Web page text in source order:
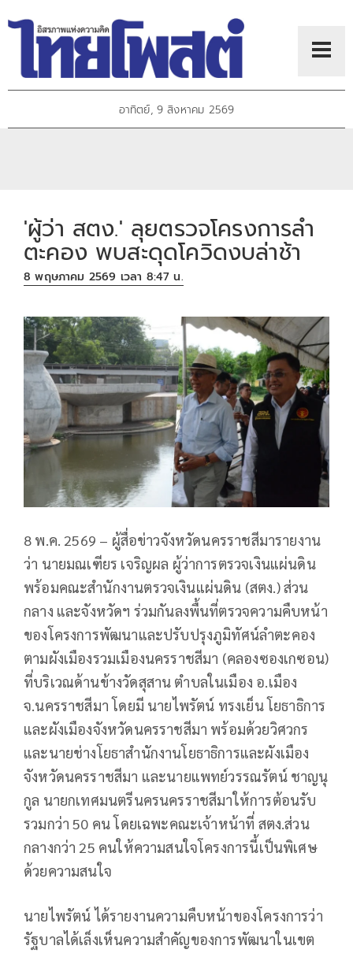
อาทิตย์, 9 สิงหาคม 2569
'ผู้ว่า สตง.' ลุยตรวจโครงการลำ
ตะคอง พบสะดุดโควิดงบล่าช้า
8 พฤษภาคม 2569 เวลา 8:47 น.
8 พ.ค. 2569 – ผู้สื่อข่าวจังหวัดนครราชสีมารายงาน
ว่า นายมณเฑียร เจริญผล ผู้ว่าการตรวจเงินแผ่นดิน
พร้อมคณะสำนักงานตรวจเงินแผ่นดิน (สตง.) ส่วน
กลาง และจังหวัดฯ ร่วมกันลงพื้นที่ตรวจความคืบหน้า
ของโครงการพัฒนาและปรับปรุงภูมิทัศน์ลำตะคอง
ตามผังเมืองรวมเมืองนครราชสีมา (คลองซองเกซอน)
ที่บริเวณด้านข้างวัดสุสาน ตำบลในเมือง อ.เมือง
จ.นครราชสีมา โดยมี นายไพรัตน์ ทรงเย็น โยธาธิการ
และผังเมืองจังหวัดนครราชสีมา พร้อมด้วยวิศวกร
และนายช่างโยธาสำนักงานโยธาธิการและผังเมือง
จังหวัดนครราชสีมา และนายแพทย์วรรณรัตน์ ชาญนุ
กูล นายกเทศมนตรีนครนครราชสีมาให้การต้อนรับ
รวมกว่า 50 คน โดยเฉพะคณะเจ้าหน้าที่ สตง.ส่วน
กลางกว่า 25 คนให้ความสนใจโครงการนี้เป็นพิเศษ
ด้วยความสนใจ
นายไพรัตน์ ได้รายงานความคืบหน้าของโครงการว่า
รัฐบาลได้เล็งเห็นความสำคัญของการพัฒนาในเขต